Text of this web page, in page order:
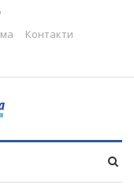
Контакти